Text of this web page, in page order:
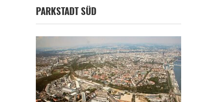
PARKSTADT SÜD